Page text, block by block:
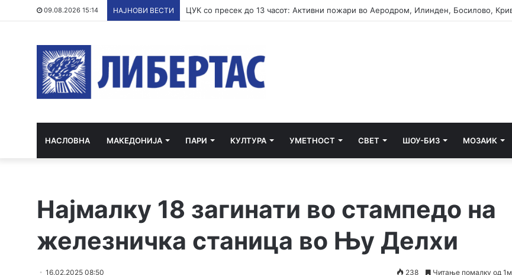
09.08.2026 15:14 НАЈНОВИ ВЕСТИ
НАСЛОВНА МАКЕДОНИЈА ПАРИ КУЛТУРА УМЕТНОСТ СВЕТ ШОУ-БИЗ МОЗАИК
Најмалку 18 загинати во стампедо на
железничка станица во Њу Делхи
16.02.2025 08:50 238 Читање помалку од 1м